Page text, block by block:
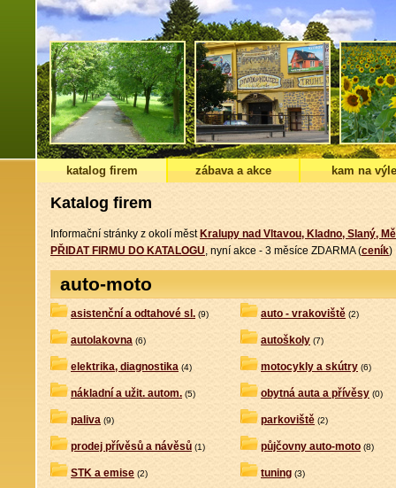
katalog firem zábava a akce kam na
Katalog firem
Informační stránky z okolí měst Kralupy nad Vltavou, Kladno, Slaný,
PŘIDAT FIRMU DO KATALOGU, nyní akce - 3 měsíce ZDARMA (ceník)
auto-moto
asistenční a odtahové sl. (9) auto - vrakoviště (2)
autolakovna (6) autoškoly (7)
elektrika, diagnostika (4) motocykly a skútry (6)
nákladní a užit. autom. (5) obytná auta a přívěsy (0)
paliva (9) parkoviště (2)
prodej přívěsů a návěsů (1) půjčovny auto-moto (8)
STK a emise (2) tuning (3)